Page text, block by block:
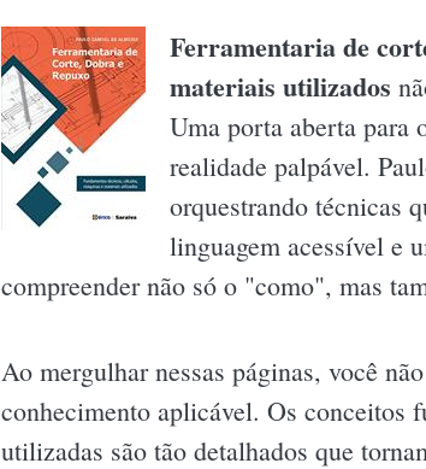
Ferramentaria de
materiais utilizados
Uma porta aberta para
realidade palpável.
orquestrando técnicas
linguagem acessível e
compreender não só o "como", mas
Ao mergulhar nessas páginas, você
conhecimento aplicável. Os conceitos
utilizadas são tão detalhados que